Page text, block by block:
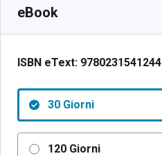
eBook
ISBN eText: 9780231541244
30 Giorni
120 Giorni